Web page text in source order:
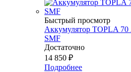
Быстрый просмотр
Аккумулятор TOPLA
SMF
Достаточно
14 850 ₽
Подробнее